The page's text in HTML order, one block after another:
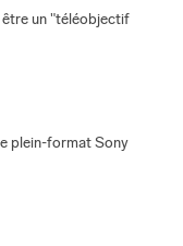
un "téléobjectif
plein-format Sony